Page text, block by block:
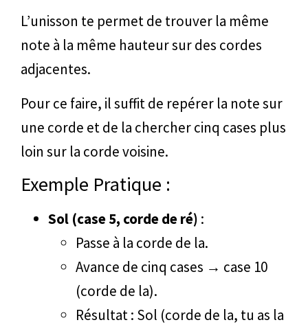
L’unisson te permet de trouver la même
note à la même hauteur sur des cordes
adjacentes.
Pour ce faire, il suffit de repérer la note sur
une corde et de la chercher cinq cases plus
loin sur la corde voisine.
Exemple Pratique :
Sol (case 5, corde de ré) :
Passe à la corde de la.
Avance de cinq cases → case 10
(corde de la).
Résultat : Sol (corde de la, tu as la